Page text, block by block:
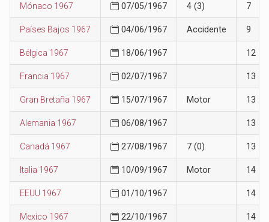
Mónaco 1967 07/05/1967 4 (3) 7
Países Bajos 1967 04/06/1967 Accidente 9
Bélgica 1967 18/06/1967 12
Francia 1967 02/07/1967 13
Gran Bretaña 1967 15/07/1967 Motor 13
Alemania 1967 06/08/1967 13
Canadá 1967 27/08/1967 7 (0) 13
Italia 1967 10/09/1967 Motor 14
EEUU 1967 01/10/1967 14
Mexico 1967 22/10/1967 14